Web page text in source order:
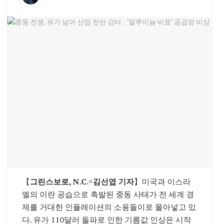
【그린스보로, N.C.=김선엽 기자】미국과 이스라
엘의 이란 공습으로 촉발된 중동 사태가 전 세계 경
제를 거대한 인플레이션의 소용돌이로 몰아넣고 있
다. 유가 110달러 돌파로 인한 기름값 인상은 시작